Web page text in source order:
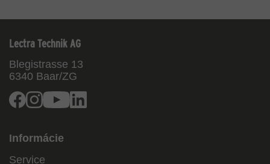
Lectra Technik AG
Blegistrasse 13
6340 Baar/ZG
Facebook
InstagramYoutube
Informácie
Service